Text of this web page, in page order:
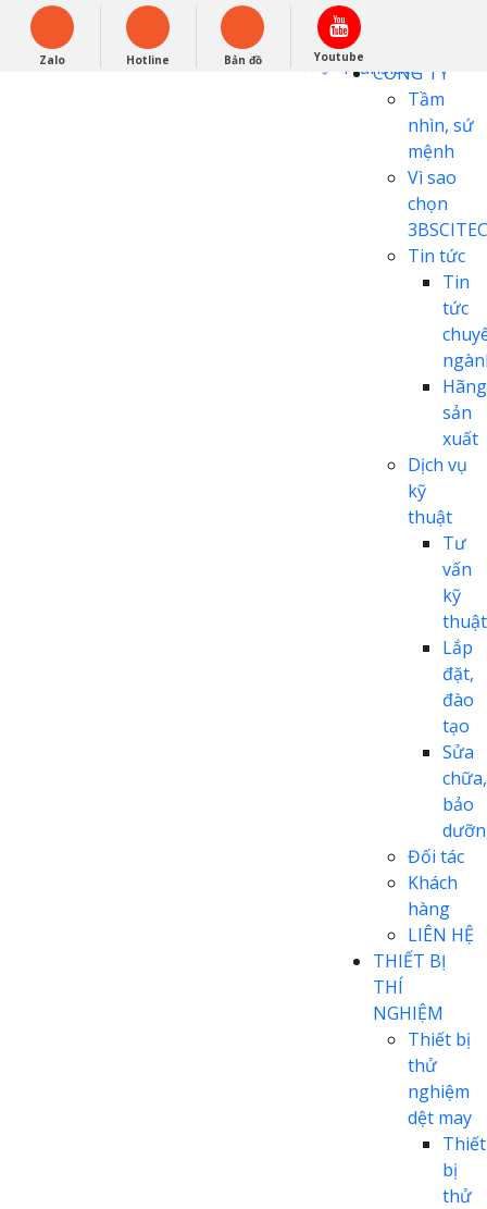
Powered by
Translate
English
0948279988
CÔNG TY
Tầm
nhìn, sứ
mệnh
Vì sao
chọn
Tin tức
Tin
tức
Hãng
sản
xuất
Dịch vụ
kỹ
thuật
Tư
vấn
kỹ
thuật
Lắp
đặt,
đào
tạo
Sửa
chữa,
bảo
Đối tác
Khách
hàng
LIÊN HỆ
THIẾT BỊ
THÍ
NGHIỆM
Thiết bị
thử
nghiệm
dệt may
Thiết
bị
thử
Zalo Hotline Bản đồ Youtube